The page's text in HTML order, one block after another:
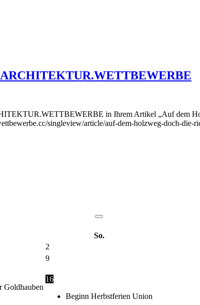
in Ihrem Artikel „Auf dem
singleview/article/auf-dem-holzweg-doch-die-
So.
2
9
Goldhauben
16
Beginn Herbstferien Union